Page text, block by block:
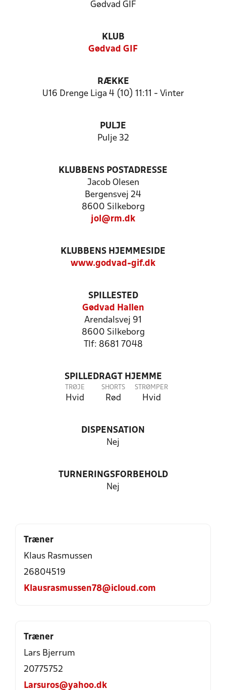
Gødvad GIF
KLUB
Gødvad GIF
RÆKKE
U16 Drenge Liga 4 (10) 11:11 - Vinter
PULJE
Pulje 32
KLUBBENS POSTADRESSE
Jacob Olesen
Bergensvej 24
8600 Silkeborg
jol@rm.dk
KLUBBENS HJEMMESIDE
www.godvad-gif.dk
SPILLESTED
Gødvad Hallen
Arendalsvej 91
8600 Silkeborg
Tlf: 8681 7048
SPILLEDRAGT HJEMME
TRØJE
Hvid
SHORTS
Rød
STRØMPER
Hvid
DISPENSATION
Nej
TURNERINGSFORBEHOLD
Nej
Træner
Klaus Rasmussen
26804519
Klausrasmussen78@icloud.com
Træner
Lars Bjerrum
20775752
Larsuros@yahoo.dk